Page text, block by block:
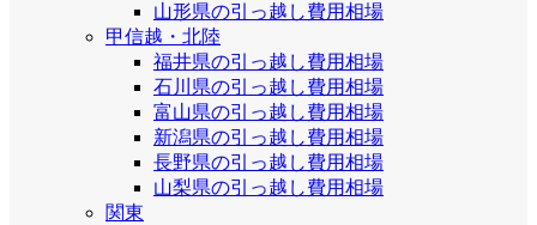
山形県の引っ越し費用相場
甲信越・北陸
福井県の引っ越し費用相場
石川県の引っ越し費用相場
富山県の引っ越し費用相場
新潟県の引っ越し費用相場
長野県の引っ越し費用相場
山梨県の引っ越し費用相場
関東